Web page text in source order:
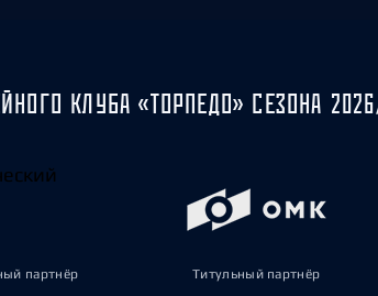
КЛУБА «ТОРПЕДО» СЕЗОНА
партнёр Титульный партнёр